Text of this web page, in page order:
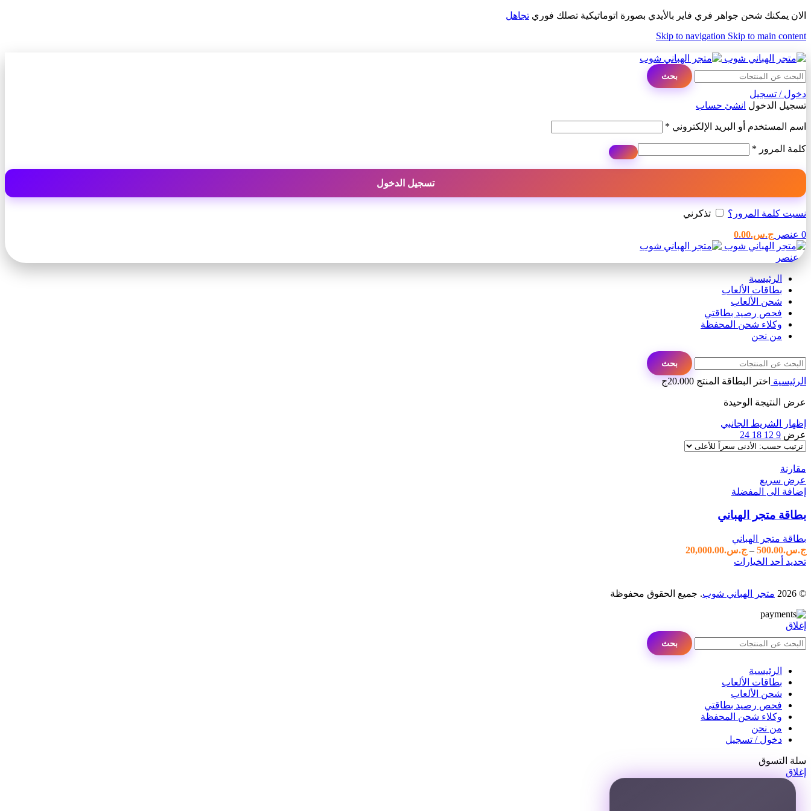
الان يمكنك شحن جواهر فري فاير بالأيدي بصورة اتوماتيكية تصلك فوري تجاهل
Skip to navigation Skip to main content
بحث
دخول / تسجيل
تسجيل الدخول انشئ حساب
اسم المستخدم أو البريد الإلكتروني *
كلمة المرور *
تسجيل الدخول
نسيت كلمة المرور؟ تذكرني
0 عنصر ج.س.0.00
0 عنصر
الرئيسية
بطاقات الألعاب
شحن الألعاب
فحص رصيد بطاقتي
وكلاء شحن المحفظة
من نحن
بحث
الرئيسية اختر البطاقة المنتج 20.000ج
عرض النتيجة الوحيدة
إظهار الشريط الجانبي
عرض 9
12
18
24
مقارنة
عرض سريع
إضافة الى المفضلة
بطاقة متجر الهباني
بطاقة متجر الهباني
ج.س.500.00
– ج.س.20,000.00نطاق
خلال
تحديد أحد الخيارات
الأشكال
يمكن
اختيار
على
صفحة
المنتج
© 2026 متجر الهباني شوب. جميع الحقوق محفوظة
إغلاق
بحث
الرئيسية
بطاقات الألعاب
شحن الألعاب
فحص رصيد بطاقتي
وكلاء شحن المحفظة
من نحن
دخول / تسجيل
سلة التسوق
إغلاق